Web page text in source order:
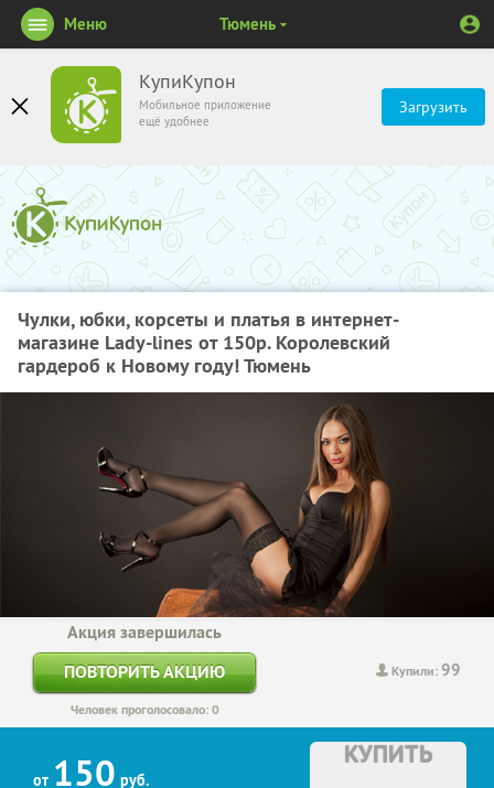
КупиКупон
Мобильное приложение
ещё удобнее
Загрузить
Меню Тюмень
Чулки, юбки, корсеты и платья в интернет-
магазине Lady-lines от 150р. Королевский
гардероб к Новому году! Тюмень
Купили:99
Акция завершилась
ПОВТОРИТЬ АКЦИЮ
Человек проголосовало: 0
от 150 руб.
КУПИТЬ